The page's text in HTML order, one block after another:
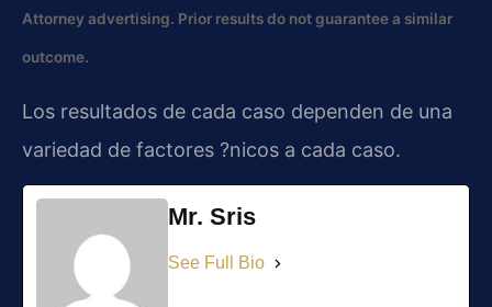
Attorney advertising. Prior results do not guarantee a similar
outcome.
Los resultados de cada caso dependen de una
variedad de factores ?nicos a cada caso.
Mr. Sris
See Full Bio